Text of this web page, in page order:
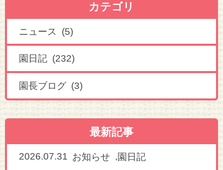
カテゴリ
ニュース (5)
園日記 (232)
園長ブログ (3)
最新記事
2026.07.31 お知らせ ,園日記